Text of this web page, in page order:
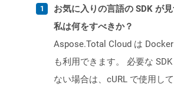
お気に入りの言語の SDK が見
私は何をすべきか？
Aspose.Total Cloud は
も利用できます。 必要な
ない場合は、cURL で使用し